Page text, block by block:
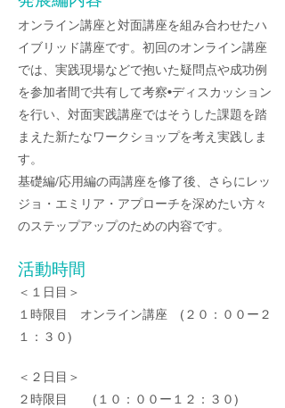
オンライン講座と対面講座を組み合わせたハ
イブリッド講座です。初回のオンライン講座
では、実践現場などで抱いた疑問点や成功例
を参加者間で共有して考察•ディスカッション
を行い、対面実践講座ではそうした課題を踏
まえた新たなワークショップを考え実践しま
す。
基礎編/応用編の両講座を修了後、さらにレッ
ジョ・エミリア・アプローチを深めたい方々
のステップアップのための内容です。
活動時間
＜１日目＞
１時限目 オンライン講座 (２０：００ー２
１：３０)
＜２日目＞
２時限目 (１０：００ー１２：３０)